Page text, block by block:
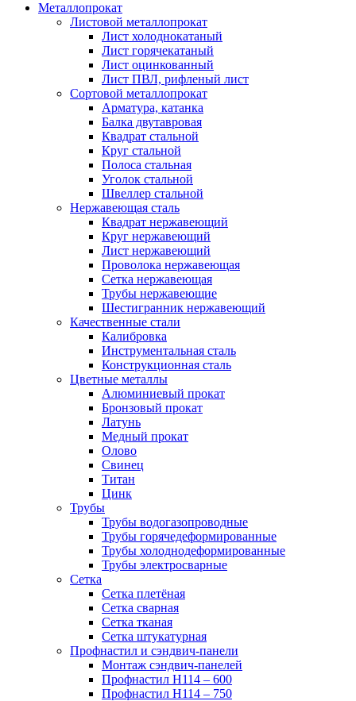
Металлопрокат
Листовой металлопрокат
Лист холоднокатаный
Лист горячекатаный
Лист оцинкованный
Лист ПВЛ, рифленый лист
Сортовой металлопрокат
Арматура, катанка
Балка двутавровая
Квадрат стальной
Круг стальной
Полоса стальная
Уголок стальной
Швеллер стальной
Нержавеющая сталь
Квадрат нержавеющий
Круг нержавеющий
Лист нержавеющий
Проволока нержавеющая
Сетка нержавеющая
Трубы нержавеющие
Шестигранник нержавеющий
Качественные стали
Калибровка
Инструментальная сталь
Конструкционная сталь
Цветные металлы
Алюминиевый прокат
Бронзовый прокат
Латунь
Медный прокат
Олово
Свинец
Титан
Цинк
Трубы
Трубы водогазопроводные
Трубы горячедеформированные
Трубы холоднодеформированные
Трубы электросварные
Сетка
Сетка плетёная
Сетка сварная
Сетка тканая
Сетка штукатурная
Профнастил и сэндвич-панели
Монтаж сэндвич-панелей
Профнастил Н114 – 600
Профнастил Н114 – 750